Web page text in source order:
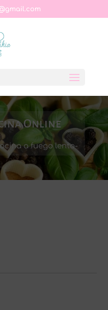
Online
a fuego lento-